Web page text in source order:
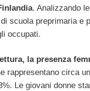
. Analizzando
scuola preprimaria e
occupati.
la presenza
rappresentano circa
Le giovani donne